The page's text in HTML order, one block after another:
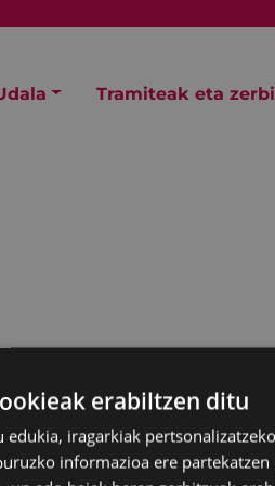
Tramiteak eta
parte
erabiltzen ditu
edukia, iragarkiak
informazioa ere